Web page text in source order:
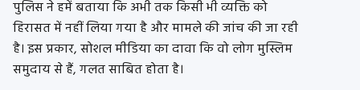
पुलिस ने हमें बताया कि अभी तक किसी भी व्यक्ति को
हिरासत में नहीं लिया गया है और मामले की जांच की जा रही
है। इस प्रकार, सोशल मीडिया का दावा कि वो लोग मुस्लिम
समुदाय से हैं, गलत साबित होता है।